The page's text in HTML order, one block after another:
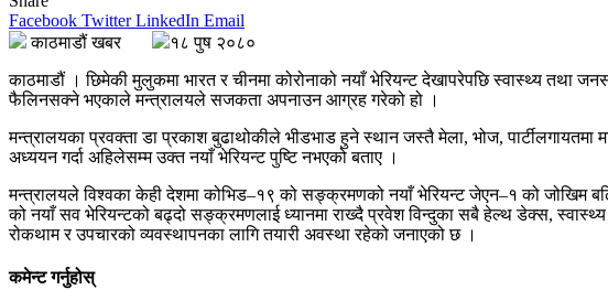
Facebook Twitter LinkedIn Email
काठमाडौं खबर
१८ पुष २०८०
काठमाडौं । छिमेकी मुलुकमा भारत र चीनमा कोरोनाको नयाँ भेरियन्ट देखापरेपछि स्वास्थ्य
फैलिनसक्ने भएकाले मन्त्रालयले सजकता अपनाउन आग्रह गरेको हो ।
मन्त्रालयका प्रवक्ता डा प्रकाश बुढाथोकीले भीडभाड हुने स्थान जस्तै मेला, भोज,
अध्ययन गर्दा अहिलेसम्म उक्त नयाँ भेरियन्ट पुष्टि नभएको बताए ।
मन्त्रालयले विश्वका केही देशमा कोभिड–१९ को सङ्क्रमणको नयाँ भेरियन्ट जेएन–१ को जोखिम
को नयाँ सव भेरियन्टको बढ्दो सङ्क्रमणलाई ध्यानमा राख्दै प्रवेश विन्दुका सबै हेल्थ डेक्स,
रोकथाम र उपचारको व्यवस्थापनका लागि तयारी अवस्था रहेको जनाएको छ ।
कमेन्ट गर्नुहोस्